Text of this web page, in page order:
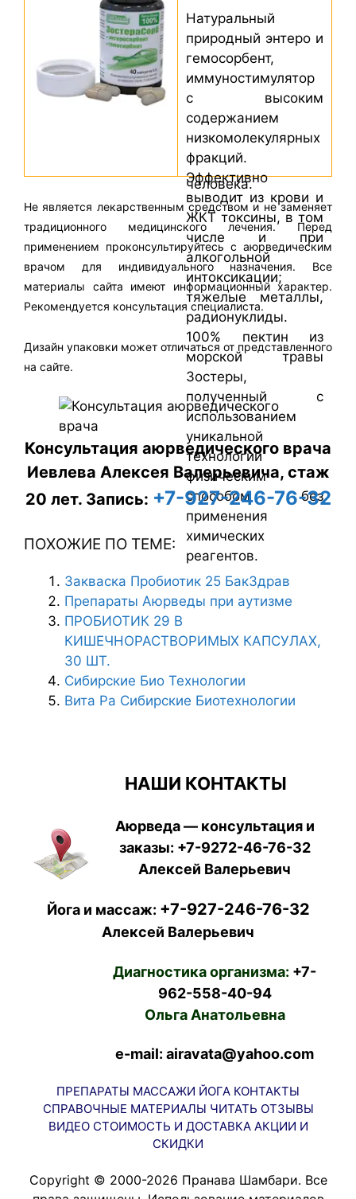
среды желудка, что
многократно
увеличивает
эффективность
продукта.
консервантов. В
составе содержатся
25 штаммов лакто,
бифидо и
пропионовокислых
бактерий —
представителей
нормофлоры
человека.
Натуральный
природный энтеро и
гемосорбент,
иммуностимулятор
с высоким
содержанием
низкомолекулярных
фракций.
Эффективно
выводит из крови и
ЖКТ токсины, в том
числе и при
алкогольной
интоксикации;
тяжелые металлы,
радионуклиды.
100% пектин из
морской травы
Зостеры,
полученный с
использованием
уникальной
технологии
физическим
способом без
применения
химических
реагентов.
Не является лекарственным средством и не заменяет
традиционного медицинского лечения. Перед
применением проконсультируйтесь с аюрведическим
врачом для индивидуального назначения. Все
материалы сайта имеют информационный характер.
Рекомендуется консультация специалиста.
Дизайн упаковки может отличаться от представленного
на сайте.
Консультация аюрведического врача
Иевлева Алексея Валерьевича, стаж
20 лет. Запись: +7-927-246-76-32
ПОХОЖИЕ ПО ТЕМЕ:
Закваска Пробиотик 25 БакЗдрав
Препараты Аюрведы при аутизме
ПРОБИОТИК 29 В
КИШЕЧНОРАСТВОРИМЫХ КАПСУЛАХ,
30 ШТ.
Сибирские Био Технологии
Вита Ра Сибирские Биотехнологии
НАШИ КОНТАКТЫ
Аюрведа — консультация и
заказы: +7-9272-46-76-32
Алексей Валерьевич
Йога и массаж: +7-927-246-76-32
Алексей Валерьевич
Диагностика организма: +7-
962-558-40-94
Ольга Анатольевна
e-mail: airavata@yahoo.com
ПРЕПАРАТЫ МАССАЖИ ЙОГА КОНТАКТЫ
СПРАВОЧНЫЕ МАТЕРИАЛЫ ЧИТАТЬ ОТЗЫВЫ
ВИДЕО СТОИМОСТЬ И ДОСТАВКА АКЦИИ И
СКИДКИ
Copyright © 2000-2026 Пранава Шамбари. Все